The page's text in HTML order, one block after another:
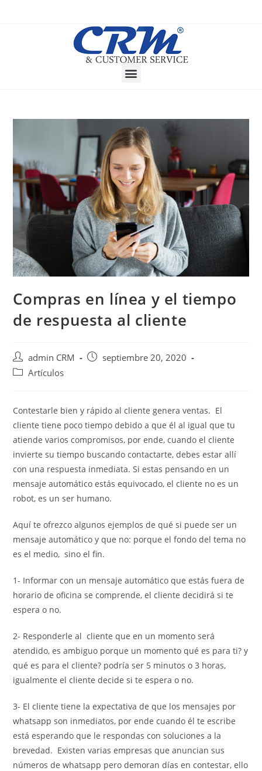
Compras en línea y el tiempo
de respuesta al cliente
admin CRM
septiembre 20, 2020
Artículos
Contestarle bien y rápido al cliente genera ventas. El
cliente tiene poco tiempo debido a que él al igual que tu
atiende varios compromisos, por ende, cuando el cliente
invierte su tiempo buscando contactarte, debes estar allí
con una respuesta inmediata. Si estas pensando en un
mensaje automático estás equivocado, el cliente no es un
robot, es un ser humano.
Aquí te ofrezco algunos ejemplos de qué si puede ser un
mensaje automático y que no: porque el fondo del tema no
es el medio, sino el fin.
1- Informar con un mensaje automático que estás fuera de
horario de oficina se comprende, el cliente decidirá si te
espera o no.
2- Responderle al cliente que en un momento será
atendido, es ambiguo porque un momento qué es para ti? y
qué es para el cliente? podría ser 5 minutos o 3 horas,
igualmente el cliente decide si te espera o no.
3- El cliente tiene la expectativa de que los mensajes por
whatsapp son inmediatos, por ende cuando él te escribe
está esperando que le respondas con soluciones a la
brevedad. Existen varias empresas que anuncian sus
números de whatsapp pero demoran días en contestar, ello